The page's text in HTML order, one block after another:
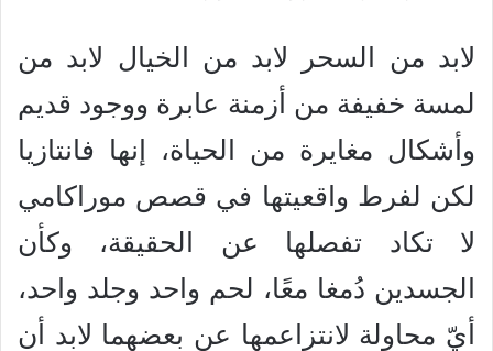
لابد من السحر لابد من الخيال لابد من
لمسة خفيفة من أزمنة عابرة ووجود قديم
وأشكال مغايرة من الحياة، إنها فانتازيا
لكن لفرط واقعيتها في قصص موراكامي
لا تكاد تفصلها عن الحقيقة، وكأن
الجسدين دُمغا معًا، لحم واحد وجلد واحد،
أيّ محاولة لانتزاعمها عن بعضهما لابد أن